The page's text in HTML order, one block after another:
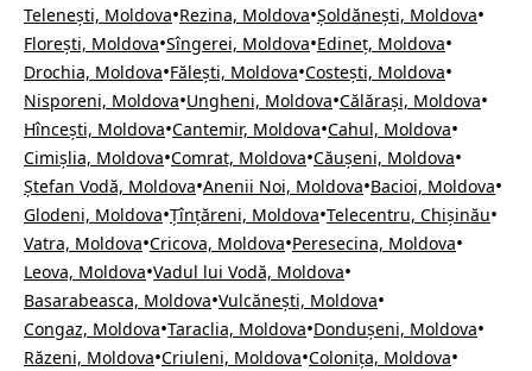
Telenești, Moldova•Rezina, Moldova•Șoldănești, Moldova•
Florești, Moldova•Sîngerei, Moldova•Edineț, Moldova•
Drochia, Moldova•Fălești, Moldova•Costești, Moldova•
Nisporeni, Moldova•Ungheni, Moldova•Călărași, Moldova•
Hîncești, Moldova•Cantemir, Moldova•Cahul, Moldova•
Cimișlia, Moldova•Comrat, Moldova•Căușeni, Moldova•
Ștefan Vodă, Moldova•Anenii Noi, Moldova•Bacioi, Moldova•
Glodeni, Moldova•Țînțăreni, Moldova•Telecentru, Chișinău•
Vatra, Moldova•Cricova, Moldova•Peresecina, Moldova•
Leova, Moldova•Vadul lui Vodă, Moldova•
Basarabeasca, Moldova•Vulcănești, Moldova•
Congaz, Moldova•Taraclia, Moldova•Dondușeni, Moldova•
Răzeni, Moldova•Criuleni, Moldova•Colonița, Moldova•